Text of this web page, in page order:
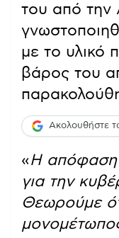
του από την
με το υλικό
βάρος του
Ακολουθήστε
«Η απόφαση
για την
Θεωρούμε